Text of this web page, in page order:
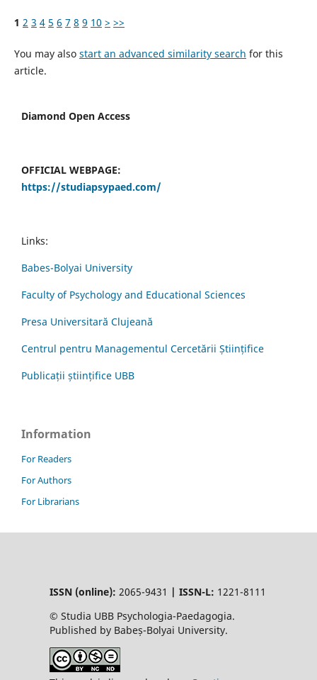
1 2 3 4 5 6 7 8 9 10 > >>
You may also start an advanced similarity search for this
article.
Diamond Open Access
OFFICIAL WEBPAGE:
https://studiapsypaed.com/
Links:
Babes-Bolyai University
Faculty of Psychology and Educational Sciences
Presa Universitară Clujeană
Centrul pentru Managementul Cercetării Științifice
Publicații științifice UBB
Information
For Readers
For Authors
For Librarians
ISSN (online): 2065-9431 | ISSN-L: 1221-8111
© Studia UBB Psychologia-Paedagogia.
Published by Babeș-Bolyai University.